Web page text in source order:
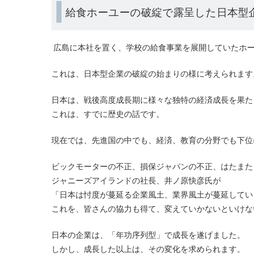
給食ホーユーの破綻で露呈した日本型
広島に本社を置く、学校の給食事業を展開していたホ
これは、日本型企業の破綻の始まりの様に考えられます
日本は、戦後高度成長期に様々な独特の経済成長を果
これは、すでに歴史の話です。
現在では、先進国の中でも、経済、教育の分野でも下位
ビックモーターの不正、損保ジャパンの不正、はたま
ジャニーズアイランドの社長、井ノ原快彦氏が
「日本は忖度が蔓延る企業風土、業界風土が蔓延してい
これを、皆さんの協力も得て、変えていかないといけ
日本の企業は、「年功序列型」で成長を遂げました。
しかし、成長した以上は、その変化を求められます。